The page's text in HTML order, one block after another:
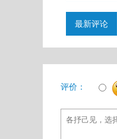
最新评论
评价：